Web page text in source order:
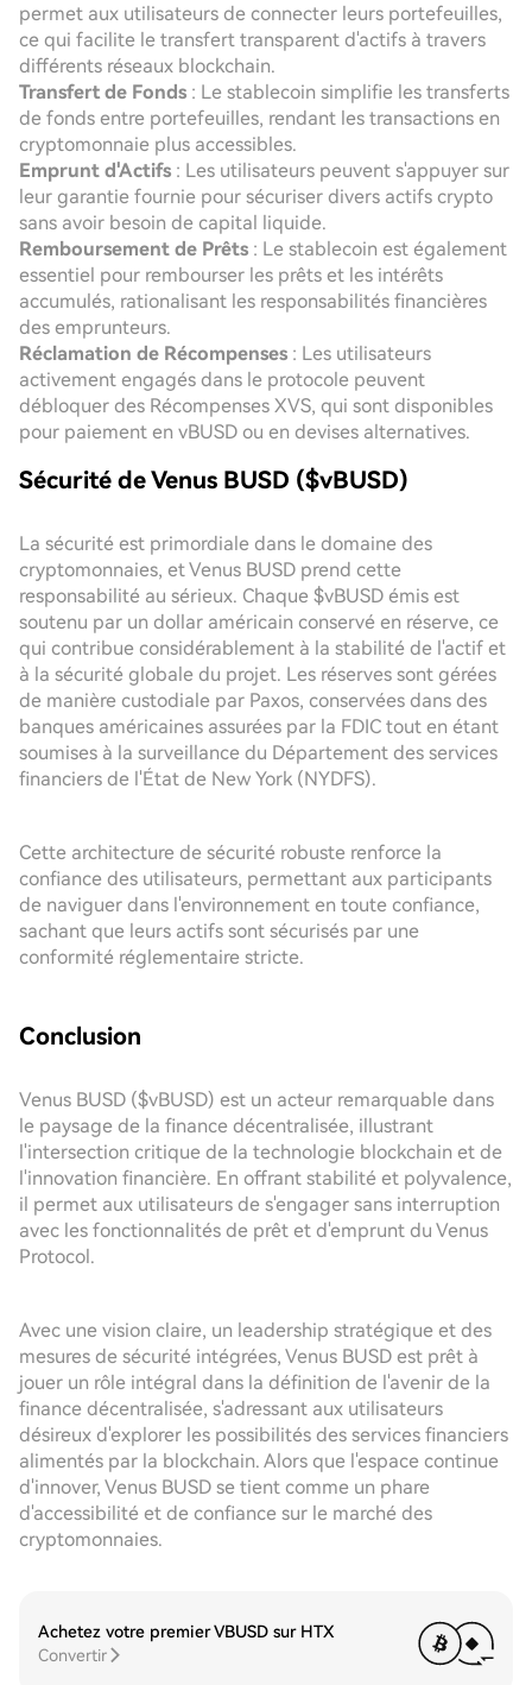
permet aux utilisateurs de connecter leurs portefeuilles,
ce qui facilite le transfert transparent d'actifs à travers
différents réseaux blockchain.
Transfert de Fonds : Le stablecoin simplifie les transferts
de fonds entre portefeuilles, rendant les transactions en
cryptomonnaie plus accessibles.
Emprunt d'Actifs : Les utilisateurs peuvent s'appuyer sur
leur garantie fournie pour sécuriser divers actifs crypto
sans avoir besoin de capital liquide.
Remboursement de Prêts : Le stablecoin est également
essentiel pour rembourser les prêts et les intérêts
accumulés, rationalisant les responsabilités financières
des emprunteurs.
Réclamation de Récompenses : Les utilisateurs
activement engagés dans le protocole peuvent
débloquer des Récompenses XVS, qui sont disponibles
pour paiement en vBUSD ou en devises alternatives.
Sécurité de Venus BUSD ($vBUSD)
La sécurité est primordiale dans le domaine des
cryptomonnaies, et Venus BUSD prend cette
responsabilité au sérieux. Chaque $vBUSD émis est
soutenu par un dollar américain conservé en réserve, ce
qui contribue considérablement à la stabilité de l'actif et
à la sécurité globale du projet. Les réserves sont gérées
de manière custodiale par Paxos, conservées dans des
banques américaines assurées par la FDIC tout en étant
soumises à la surveillance du Département des services
financiers de l'État de New York (NYDFS).
Cette architecture de sécurité robuste renforce la
confiance des utilisateurs, permettant aux participants
de naviguer dans l'environnement en toute confiance,
sachant que leurs actifs sont sécurisés par une
conformité réglementaire stricte.
Conclusion
Venus BUSD ($vBUSD) est un acteur remarquable dans
le paysage de la finance décentralisée, illustrant
l'intersection critique de la technologie blockchain et de
l'innovation financière. En offrant stabilité et polyvalence,
il permet aux utilisateurs de s'engager sans interruption
avec les fonctionnalités de prêt et d'emprunt du Venus
Protocol.
Avec une vision claire, un leadership stratégique et des
mesures de sécurité intégrées, Venus BUSD est prêt à
jouer un rôle intégral dans la définition de l'avenir de la
finance décentralisée, s'adressant aux utilisateurs
désireux d'explorer les possibilités des services financiers
alimentés par la blockchain. Alors que l'espace continue
d'innover, Venus BUSD se tient comme un phare
d'accessibilité et de confiance sur le marché des
cryptomonnaies.
Achetez votre premier VBUSD sur HTX
Convertir